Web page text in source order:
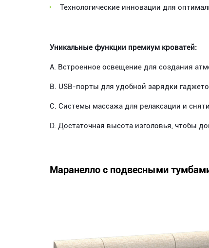
Технологические инновации для
Уникальные функции премиум кроватей:
A. Встроенное освещение для создания
B. USB-порты для удобной зарядки
C. Системы массажа для релаксации и
D. Достаточная высота изголовья, чтобы
Маранелло с подвесными